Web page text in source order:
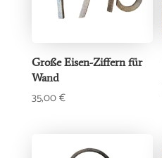
Große Eisen-Ziffern für
Wand
35,00€